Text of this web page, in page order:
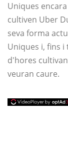
Uniques
cultiven Uber
seva forma
Uniques i, fins
d'hores
veuran caure.